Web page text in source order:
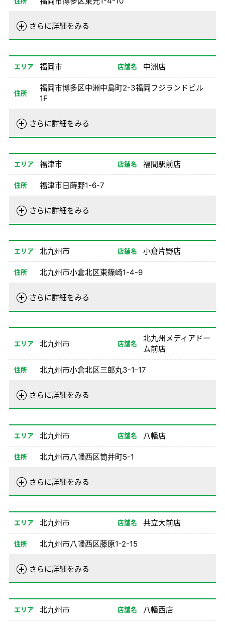
さらに詳細をみる
電話番号 092-472-8388
08/26-12/31 08:00-20:00
備考 ※1、2、8NO不可
エリア 福岡市 店舗名 中洲店
住所
福岡市博多区中洲中島町2-3福岡フジランドビル
1F
さらに詳細をみる
電話番号 092-292-0100
08/26-12/31 08:00-20:00
備考 ※1、2、8NO不可
エリア 福津市 店舗名 福間駅前店
住所 福津市日蒔野1-6-7
さらに詳細をみる
電話番号 0940-42-0100
08/26-12/31 08:00-18:00
備考
エリア 北九州市 店舗名 小倉片野店
住所 北九州市小倉北区東篠崎1-4-9
さらに詳細をみる
電話番号 093-931-0100
08/26-12/31 08:00-20:00
備考
エリア 北九州市 店舗名
北九州メディアドー
ム前店
住所 北九州市小倉北区三郎丸3-1-17
さらに詳細をみる
電話番号 093-922-0100
08/26-12/31 08:00-20:00
備考 ※1、2、8NO不可
エリア 北九州市 店舗名 八幡店
住所 北九州市八幡西区筒井町5-1
さらに詳細をみる
電話番号 093-622-0100
08/26-12/31 08:00-20:00
備考
エリア 北九州市 店舗名 共立大前店
住所 北九州市八幡西区藤原1-2-15
さらに詳細をみる
電話番号 093-692-0100
08/26-12/31 08:00-20:00
備考
エリア 北九州市 店舗名 八幡西店